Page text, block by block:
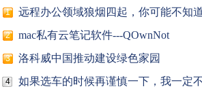
1 远程办公领域狼烟四起，你可能不知
2 mac私有云笔记软件---QOwnNot
3 洛科威中国推动建设绿色家园
4 如果选车的时候再谨慎一下，我一定